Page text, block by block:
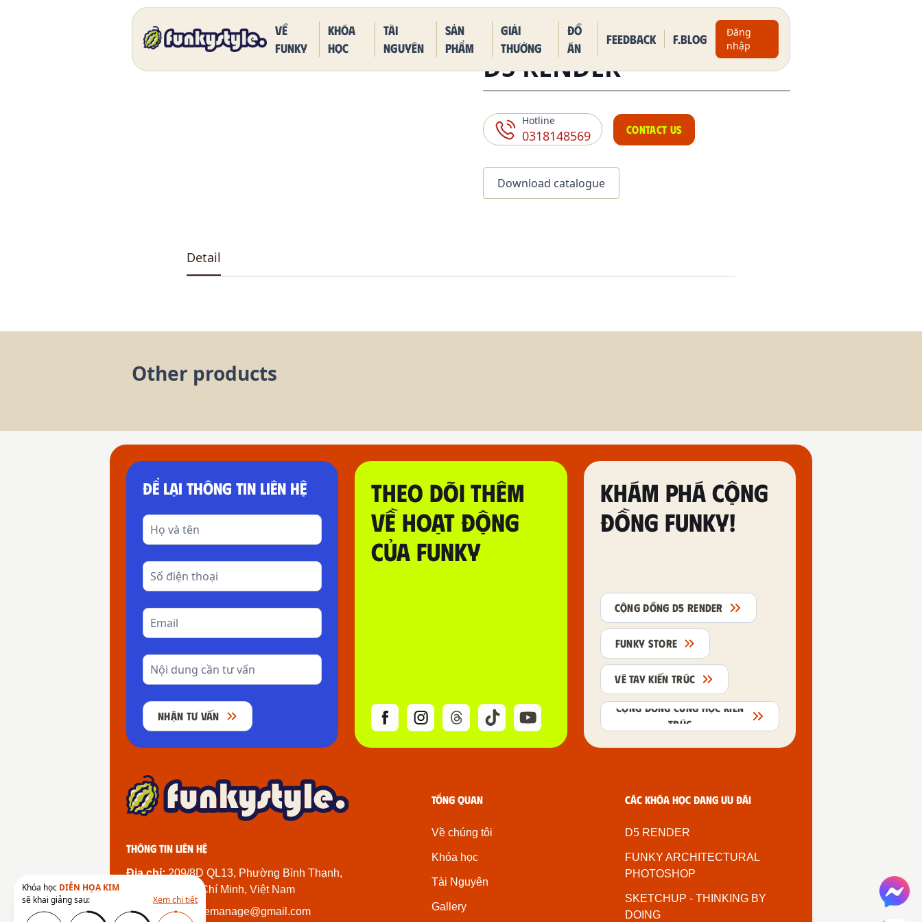
Khóa học DIỄN HỌA KIM
sẽ khai giảng sau:
Xem chi tiết
Về
funky
Khóa
học
Tài
nguyên
Sản
phẩm
Giải
thưởng
Đồ
án
Feedback F.BLOG
Đăng
nhập
Home Our Products DK 5011 One Piece Kaido Blue Dragon Form
D5 RENDER
Hotline
0318148569 CONTACT US
Download catalogue
Detail
Other products
ĐỂ LẠI THÔNG TIN LIÊN HỆ
NHẬN TƯ VẤN
THEO DÕI THÊM
VỀ HOẠT ĐỘNG
CỦA FUNKY
KHÁM PHÁ CỘNG
ĐỒNG FUNKY!
CỘNG ĐỒNG D5 RENDER
FUNKY STORE
VẼ TAY KIẾN TRÚC
CỘNG ĐỒNG CÙNG HỌC KIẾN
TRÚC
Thông tin liên hệ
Địa chỉ:209/8D QL13, Phường Bình Thạnh,
Thành Phố Hồ Chí Minh, Việt Nam
Email:
funkystylemanage@gmail.com
Tổng quan
Về chúng tôi
Khóa học
Tài Nguyên
Gallery
Các khóa học đang ưu đãi
D5 RENDER
FUNKY ARCHITECTURAL
PHOTOSHOP
SKETCHUP - THINKING BY
DOING